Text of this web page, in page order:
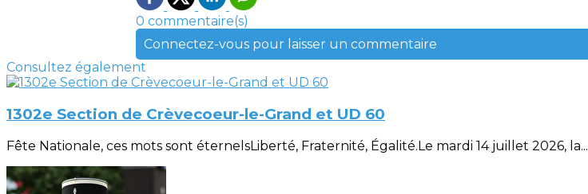
0 commentaire(s)
Connectez-vous pour laisser un commentaire
Consultez également
1302e Section de Crèvecoeur-le-Grand et UD 60
Fête Nationale, ces mots sont éternelsLiberté, Fraternité, Égalité.Le mardi 14 juillet 2026, la...